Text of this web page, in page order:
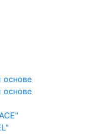
основе
основе